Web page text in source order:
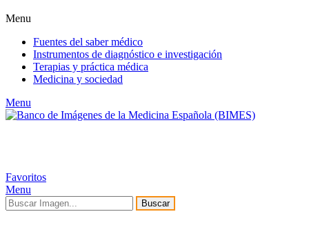
Menu
Fuentes del saber médico
Instrumentos de diagnóstico e investigación
Terapias y práctica médica
Medicina y sociedad
Menu
Favoritos
Menu
Buscar